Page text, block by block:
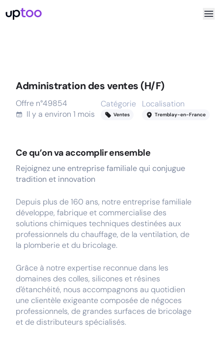
Administration des ventes (H/F)
Offre n°49854
Il y a environ 1 mois
Catégorie
Ventes
Localisation
Tremblay-en-France
Ce qu’on va accomplir ensemble
Rejoignez une entreprise familiale qui conjugue
tradition et innovation
Depuis plus de 160 ans, notre entreprise familiale
développe, fabrique et commercialise des
solutions chimiques techniques destinées aux
professionnels du chauffage, de la ventilation, de
la plomberie et du bricolage.
Grâce à notre expertise reconnue dans les
domaines des colles, silicones et résines
d'étanchéité, nous accompagnons au quotidien
une clientèle exigeante composée de négoces
professionnels, de grandes surfaces de bricolage
et de distributeurs spécialisés.